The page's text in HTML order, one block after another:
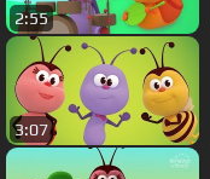
2:55
3:07